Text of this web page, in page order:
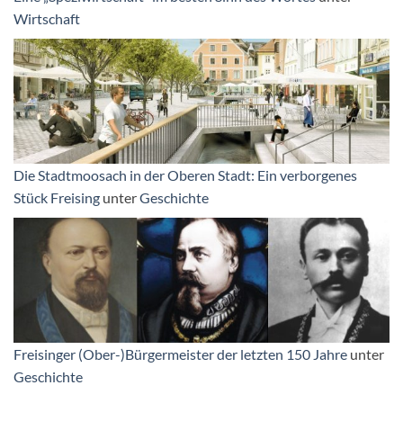
Wirtschaft
Die Stadtmoosach in der Oberen Stadt: Ein verborgenes
Stück Freising unterGeschichte
Freisinger (Ober-)Bürgermeister der letzten 150 Jahre unter
Geschichte